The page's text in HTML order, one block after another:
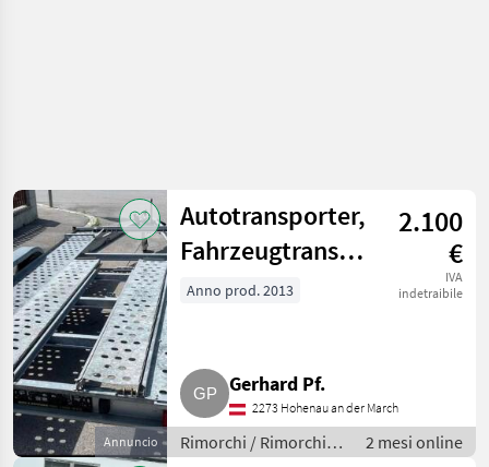
Annuncio
Autotransporter,
Fahrzeugtransporter,
AGADOS Puma
2.100
€
IVA
indetraibile
Anno prod. 2013
Gerhard Pf.
2273 Hohenau an der March
Rimorchi / Rimorchi
2 mesi online